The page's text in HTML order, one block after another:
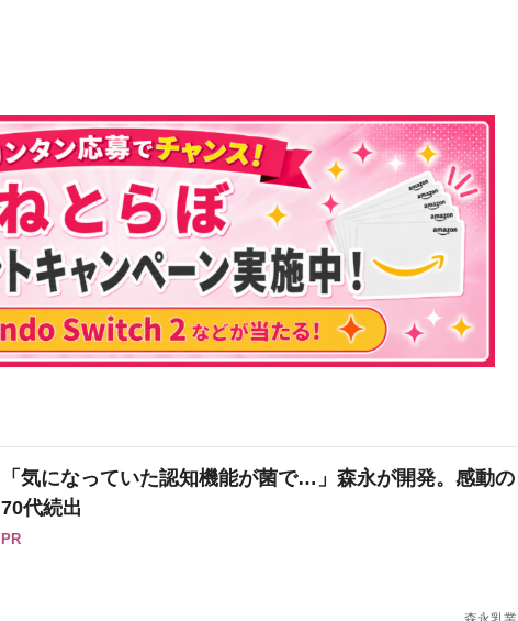
「気になっていた認知機能が菌で…」森永が開発。感動の
70代続出
PR